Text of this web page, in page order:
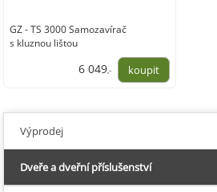
GZ - TS 3000 Samozavírač
s kluznou lištou
6 049,-
Výprodej
Dveře a dveřní příslušenství